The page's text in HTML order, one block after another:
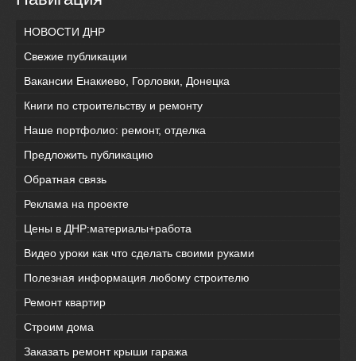
НОВОСТИ ДНР
Свежие публикации
Вакансии Енакиево, Горловки, Донецка
Книги по строительству и ремонту
Наше портфолио: ремонт, отделка
Предложить публикацию
Обратная связь
Реклама на проекте
Цены в ДНР:материалы+работа
Видео уроки как что сделать своими руками
Полезная информация любому строителю
Ремонт квартир
Строим дома
Заказать ремонт крыши гаража